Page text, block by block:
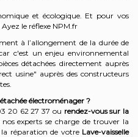
et écologique. Et pour vos
Ayez le réflexe NPM.fr
à l’allongement de la durée de
c'est un enjeu environnemental
détachées directement auprès
usine" auprès des constructeurs
électroménager ?
20 62 27 37 ou rendez-vous sur la
experts se charge de trouver la
réparation de votre Lave-vaisselle